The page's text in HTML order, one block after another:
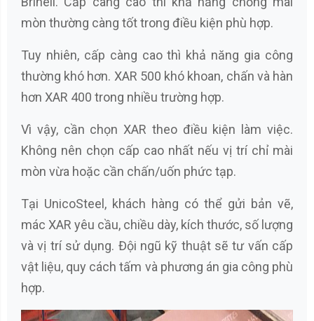
mòn thường càng tốt trong điều kiện phù hợp.
Tuy nhiên, cấp càng cao thì khả năng gia công
thường khó hơn. XAR 500 khó khoan, chấn và hàn
hơn XAR 400 trong nhiều trường hợp.
Vì vậy, cần chọn XAR theo điều kiện làm việc.
Không nên chọn cấp cao nhất nếu vị trí chỉ mài
mòn vừa hoặc cần chấn/uốn phức tạp.
Tại UnicoSteel, khách hàng có thể gửi bản vẽ,
mác XAR yêu cầu, chiều dày, kích thước, số lượng
và vị trí sử dụng. Đội ngũ kỹ thuật sẽ tư vấn cấp
vật liệu, quy cách tấm và phương án gia công phù
hợp.